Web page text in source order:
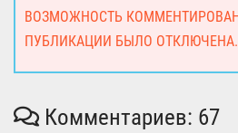
ВОЗМОЖНОСТЬ
ПУБЛИКАЦИИ БЫЛО ОТКЛЮЧЕНА.
Комментариев: 67